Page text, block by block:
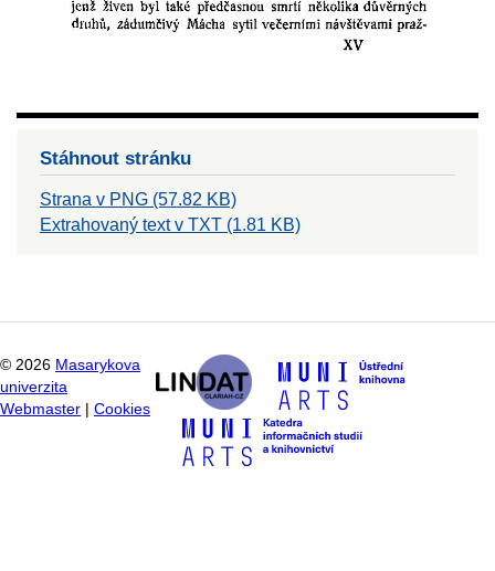
Stáhnout stránku
Strana v PNG (57.82 KB)
Extrahovaný text v TXT (1.81 KB)
© 2026 Masarykova
univerzita
Webmaster
Cookies